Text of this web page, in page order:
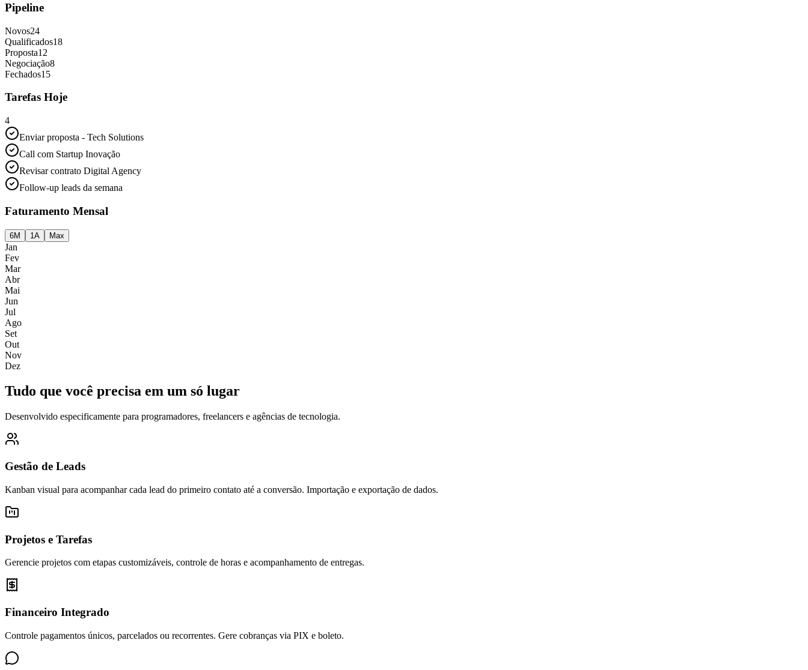
Pipeline
Novos24
Qualificados18
Proposta12
Negociação8
Fechados15
Tarefas Hoje
4
Enviar proposta - Tech Solutions
Call com Startup Inovação
Revisar contrato Digital Agency
Follow-up leads da semana
Faturamento Mensal
6M 1A Max
Jan
Fev
Mar
Abr
Mai
Jun
Jul
Ago
Set
Out
Nov
Dez
Tudo que você precisa em um só lugar
Desenvolvido especificamente para programadores, freelancers e agências de tecnologia.
Gestão de Leads
Kanban visual para acompanhar cada lead do primeiro contato até a conversão. Importação e exportação de dados.
Projetos e Tarefas
Gerencie projetos com etapas customizáveis, controle de horas e acompanhamento de entregas.
Financeiro Integrado
Controle pagamentos únicos, parcelados ou recorrentes. Gere cobranças via PIX e boleto.